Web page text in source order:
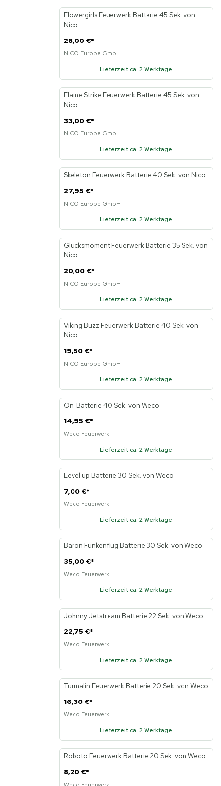
Flowergirls Feuerwerk Batterie 45 Sek. von
Nico
28,00 €*
NICO Europe GmbH
Lieferzeit ca. 2 Werktage
Flame Strike Feuerwerk Batterie 45 Sek. von
Nico
33,00 €*
NICO Europe GmbH
Lieferzeit ca. 2 Werktage
Neu
Skeleton Feuerwerk Batterie 40 Sek. von Nico
27,95 €*
NICO Europe GmbH
Lieferzeit ca. 2 Werktage
Glücksmoment Feuerwerk Batterie 35 Sek. von
Nico
20,00 €*
NICO Europe GmbH
Lieferzeit ca. 2 Werktage
Neu
Viking Buzz Feuerwerk Batterie 40 Sek. von
Nico
19,50 €*
NICO Europe GmbH
Lieferzeit ca. 2 Werktage
Oni Batterie 40 Sek. von Weco
14,95 €*
Weco Feuerwerk
Lieferzeit ca. 2 Werktage
Level up Batterie 30 Sek. von Weco
7,00 €*
Weco Feuerwerk
Lieferzeit ca. 2 Werktage
Baron Funkenflug Batterie 30 Sek. von Weco
35,00 €*
Weco Feuerwerk
Lieferzeit ca. 2 Werktage
Johnny Jetstream Batterie 22 Sek. von Weco
22,75 €*
Weco Feuerwerk
Lieferzeit ca. 2 Werktage
Turmalin Feuerwerk Batterie 20 Sek. von Weco
16,30 €*
Weco Feuerwerk
Lieferzeit ca. 2 Werktage
Roboto Feuerwerk Batterie 20 Sek. von Weco
8,20 €*